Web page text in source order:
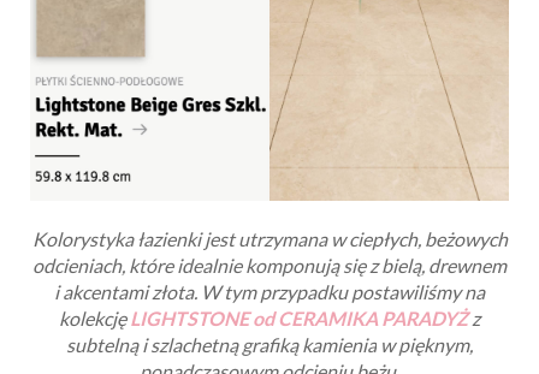
Kolorystyka łazienki jest utrzymana w ciepłych, beżowych
odcieniach, które idealnie komponują się z bielą, drewnem
i akcentami złota. W tym przypadku postawiliśmy na
kolekcjęLIGHTSTONE od CERAMIKA PARADYŻ z
subtelną i szlachetną grafiką kamienia w pięknym,